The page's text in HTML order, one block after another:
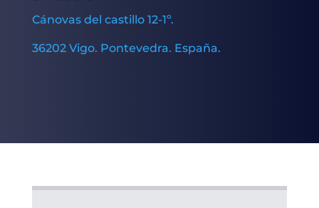
Cánovas del castillo 12-1º.
36202 Vigo. Pontevedra. España.